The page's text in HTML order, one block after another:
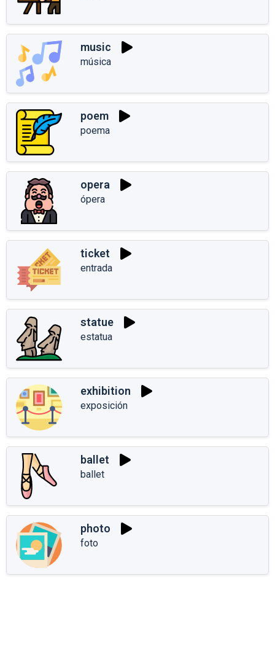
music
música
poem
poema
opera
ópera
ticket
entrada
statue
estatua
exhibition
exposición
ballet
ballet
photo
foto